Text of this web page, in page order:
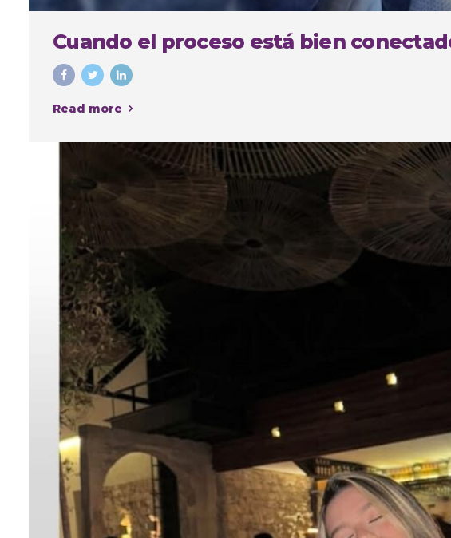
Cuando el proceso está bien
Read more